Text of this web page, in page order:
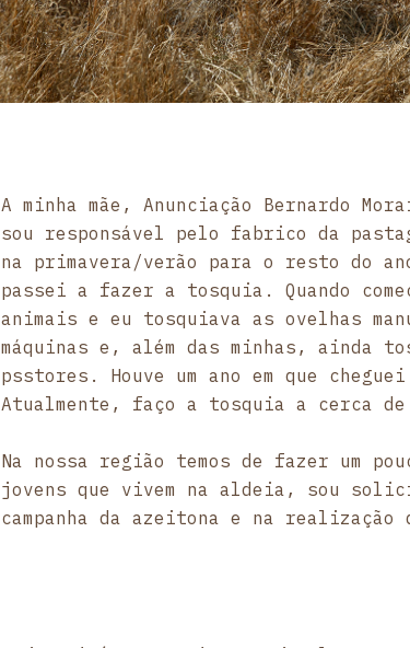
A minha mãe, Anunciação Bernardo
sou responsável pelo fabrico da
na primavera/verão para o resto do
passei a fazer a tosquia. Quando
animais e eu tosquiava as ovelhas
máquinas e, além das minhas, ainda
psstores. Houve um ano em que
Atualmente, faço a tosquia a cerca
Na nossa região temos de fazer um
jovens que vivem na aldeia, sou
campanha da azeitona e na